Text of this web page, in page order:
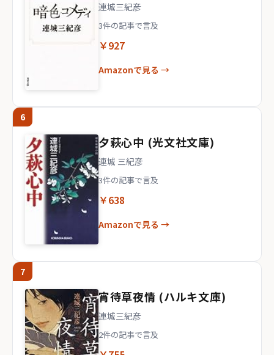
連城三紀彦
3件の記事で言及
￥927
Amazonで見る →
6
夕萩心中 (光文社文庫)
連城 三紀彦
3件の記事で言及
￥638
Amazonで見る →
7
宵待草夜情 (ハルキ文庫)
連城三紀彦
2件の記事で言及